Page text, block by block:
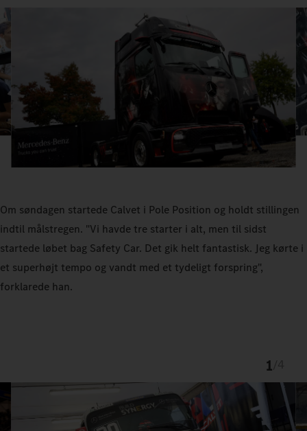
Om søndagen startede Calvet i Pole Position og holdt stillingen
indtil målstregen. "Vi havde tre starter i alt, men til sidst
startede løbet bag Safety Car. Det gik helt fantastisk. Jeg kørte i
et superhøjt tempo og vandt med et tydeligt forspring",
forklarede han.
1